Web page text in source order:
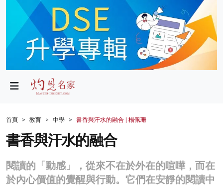
政局
財經
生活
商業
首頁 教育 中學 書香與汗水的融合 | 楊佩珊
書香與汗水的融合
閱讀的「動感」，從來不在於外在的喧嘩，而在
於內心價值的覺醒與行動。它們在安靜的閱讀中